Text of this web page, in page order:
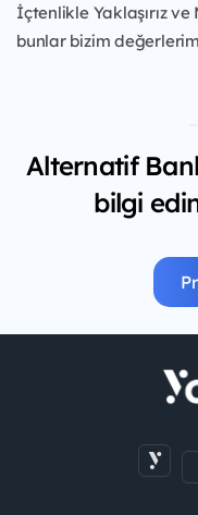
İçtenlikle Yaklaşırız
bunlar bizim
Alternatif
bilgi